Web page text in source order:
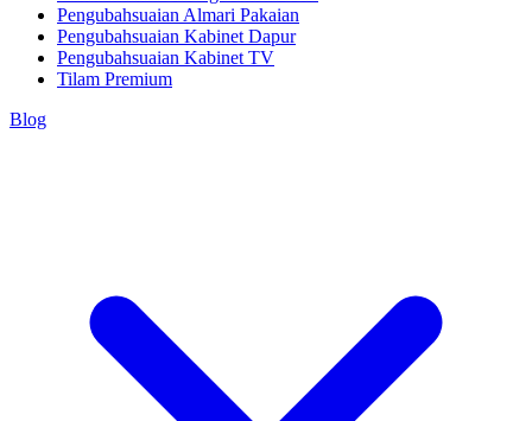
Pengubahsuaian Almari Pakaian
Pengubahsuaian Kabinet Dapur
Pengubahsuaian Kabinet TV
Tilam Premium
Blog